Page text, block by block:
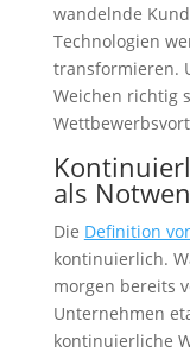
wandelnde
Technologien
transformieren.
Weichen richtig
als
Die Definition
kontinuierlich.
morgen bereits
Unternehmen
kontinuierliche